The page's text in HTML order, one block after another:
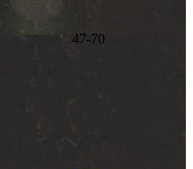
47-70